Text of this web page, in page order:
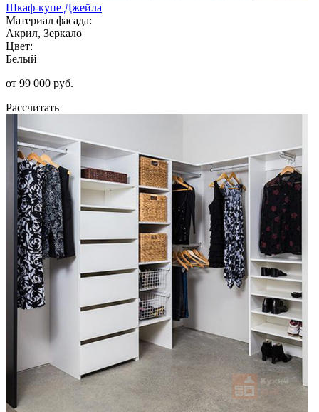
Шкаф-купе Джейла
Материал фасада:
Акрил, Зеркало
Цвет:
Белый
от 99 000 руб.
Рассчитать